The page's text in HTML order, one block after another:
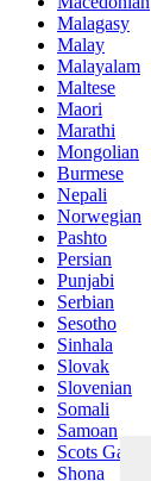
Malagasy
Malay
Malayalam
Maltese
Maori
Marathi
Mongolian
Burmese
Nepali
Norwegian
Pashto
Persian
Punjabi
Serbian
Sesotho
Sinhala
Slovak
Slovenian
Somali
Samoan
Scots Gaelic
Shona